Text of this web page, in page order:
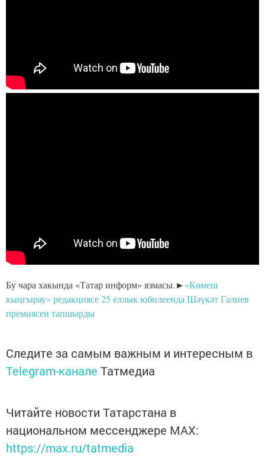
Бу чара хакында «Татар информ» язмасы.►«Көмеш
кыңгырау» редакциясе 25 еллык юбилеенда Шәүкәт Галиев
премиясен тапшырды
Следите за самым важным и интересным в
Telegram-канале Татмедиа
Читайте новости Татарстана в
национальном мессенджере MАХ:
https://max.ru/tatmedia